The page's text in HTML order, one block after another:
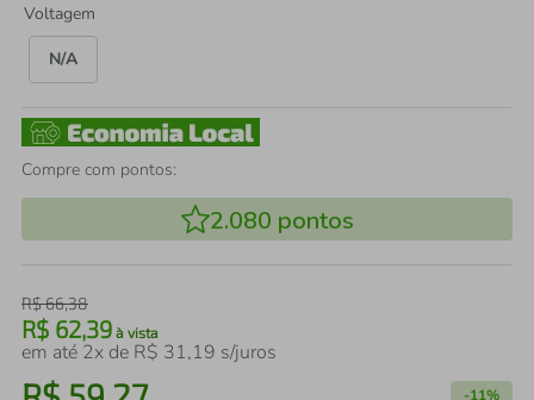
Voltagem
N/A
Compre com pontos:
2.080 pontos
R$66,38
R$ 62,39 à vista
em até 2x de R$ 31,19 s/juros
-11%